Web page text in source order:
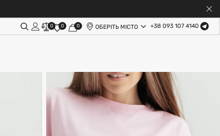
0 0 0 ОБЕРІТЬ МІСТО +38 093 107 4140